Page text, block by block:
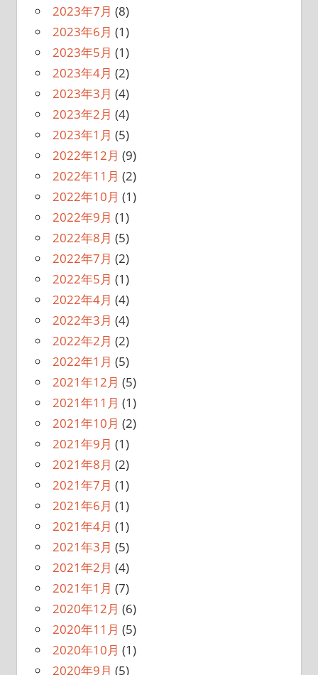
2023年7月 (8)
2023年6月 (1)
2023年5月 (1)
2023年4月 (2)
2023年3月 (4)
2023年2月 (4)
2023年1月 (5)
2022年12月 (9)
2022年11月 (2)
2022年10月 (1)
2022年9月 (1)
2022年8月 (5)
2022年7月 (2)
2022年5月 (1)
2022年4月 (4)
2022年3月 (4)
2022年2月 (2)
2022年1月 (5)
2021年12月 (5)
2021年11月 (1)
2021年10月 (2)
2021年9月 (1)
2021年8月 (2)
2021年7月 (1)
2021年6月 (1)
2021年4月 (1)
2021年3月 (5)
2021年2月 (4)
2021年1月 (7)
2020年12月 (6)
2020年11月 (5)
2020年10月 (1)
2020年9月 (5)